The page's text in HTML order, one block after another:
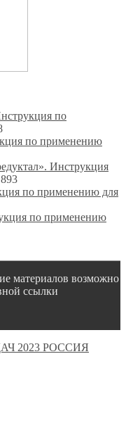
по
по применению
Инструкция
по применению для
по применению
материалов возможно
ссылки
2023 РОССИЯ